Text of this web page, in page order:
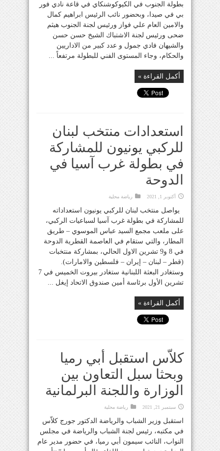
بطولة الجنوب في الكيوكوشنكاي في قاعة نادي فور
بي في صيدا، وبحضور نائب الرئيس ابراهيم كمال
والامين العام علي فواز ورئيس لجنة الجنوب هيثم
ضحى ورئيس لجنة الاشتباك الشيخ حسن حسن
والشيهان فادي جمول و عدد كبير من الاداريين
والحكام، وجاء المستوى الفني للبطولة مرتفعاً ...
أكمل القراءة »
استعدادات منتخب لبنان
للركبي يونيون للمشاركة
في بطولة غرب آسيا في
الدوحة
أكتوبر 1, 2021 رياضة محلية
يواصل منتخب لبنان للركبي يونيون استعداداته
للمشاركة في بطولة غرب آسيا لسباعيات الركبي،
على ملعب مجمع السيد عباس الموسوي – طريق
المطار، والتي ستقام في العاصمة القطرية الدوحة
في 8 و9 تشرين الاول الحالي، بمشاركة منتخبات
(قطر – لبنان – إيران – فلسطين والامارات).
وستغادر البعثة اللبنانية ستغادر بيروت الخميس في 7
تشرين الأول برئاسة أمين صندوق الاتحاد إيغل ...
أكمل القراءة »
كلاّس استقبل أبي رميا
وبحثا سبل التعاون بين
الوزارة واللجنة البرلمانية
سبتمبر 21, 2021 رياضة محلية
استقبل وزير الشباب والرياضة الدكتور جورج كلاّس
في مكتبه، رئيس لجنة الشباب والرياضة في مجلس
النواب، النائب سيمون أبي رميا، في حضور مدير عام